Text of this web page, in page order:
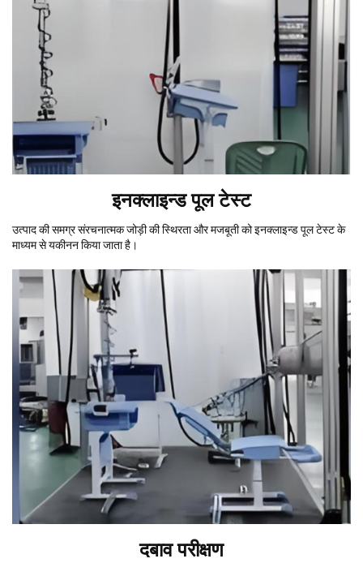
इनक्लाइन्ड पूल टेस्ट
उत्पाद की समग्र संरचनात्मक जोड़ी की स्थिरता और मजबूती को इनक्लाइन्ड पूल टेस्ट के
माध्यम से यकीनन किया जाता है।
दबाव परीक्षण